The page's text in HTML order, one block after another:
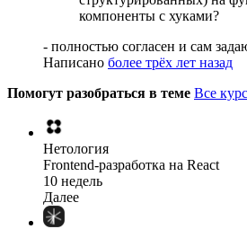
компоненты с хуками?
- полностью согласен и сам
Написано более трёх лет назад
Помогут разобраться в теме Все
Нетология
Frontend-разработка на React
10 недель
Далее